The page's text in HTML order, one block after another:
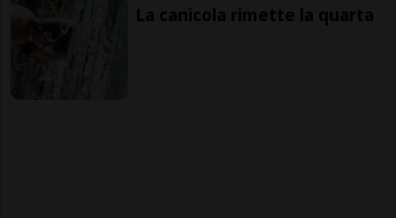
La canicola rimette la quarta